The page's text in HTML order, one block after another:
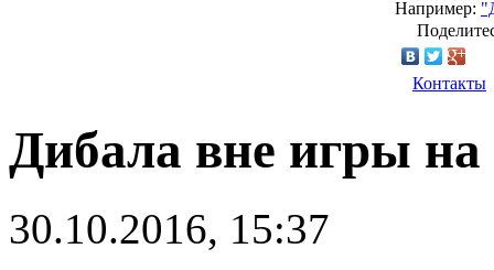
Например:
Контакты
Дибала вне игры на
30.10.2016, 15:37